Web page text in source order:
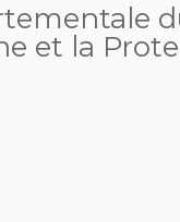
et la